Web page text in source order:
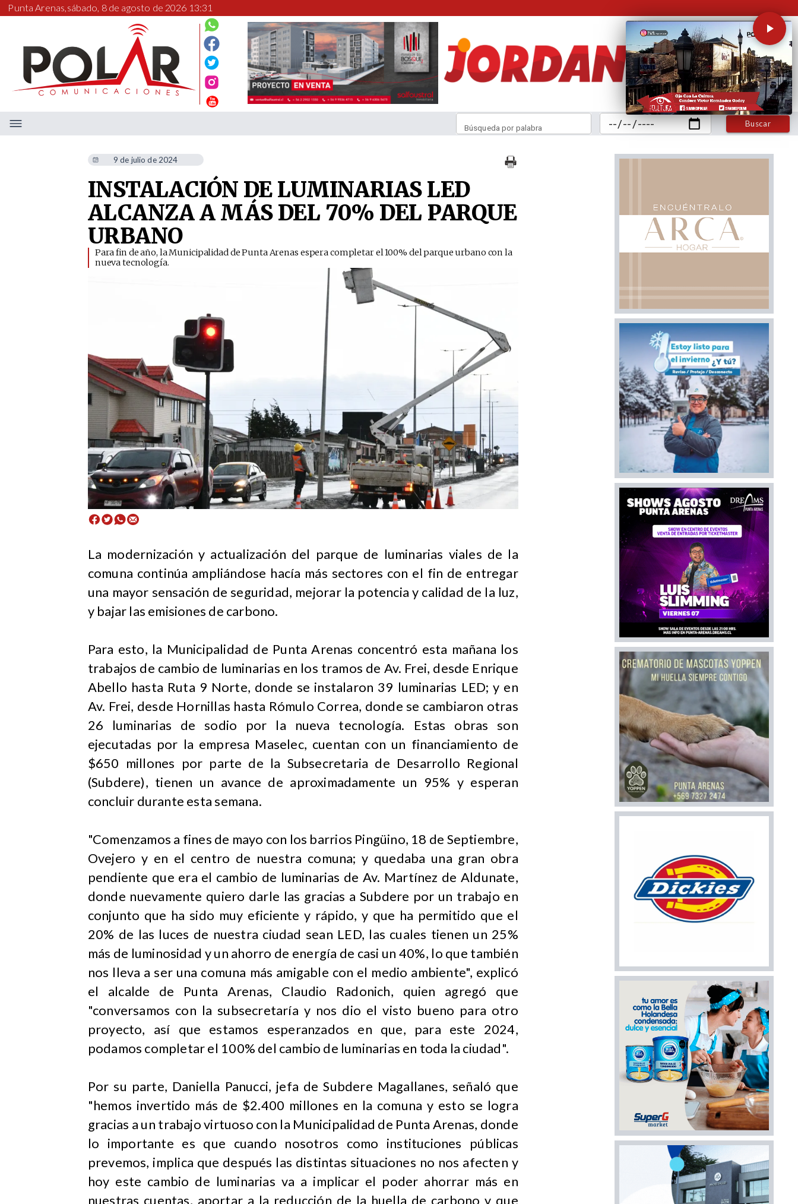
Punta Arenas,sábado, 8 de agosto de 2026 13:31
Buscar
Búsqueda por palabra
9 de julio de 2024
INSTALACIÓN DE LUMINARIAS LED
ALCANZA A MÁS DEL 70% DEL PARQUE
URBANO
​Para fin de año, la Municipalidad de Punta Arenas espera completar el 100% del parque urbano con la
nueva tecnología.
​La modernización y actualización del parque de luminarias viales de la
comuna continúa ampliándose hacía más sectores con el fin de entregar
una mayor sensación de seguridad, mejorar la potencia y calidad de la luz,
y bajar las emisiones de carbono.
Para esto, la Municipalidad de Punta Arenas concentró esta mañana los
trabajos de cambio de luminarias en los tramos de Av. Frei, desde Enrique
Abello hasta Ruta 9 Norte, donde se instalaron 39 luminarias LED; y en
Av. Frei, desde Hornillas hasta Rómulo Correa, donde se cambiaron otras
26 luminarias de sodio por la nueva tecnología. Estas obras son
ejecutadas por la empresa Maselec, cuentan con un financiamiento de
$650 millones por parte de la Subsecretaria de Desarrollo Regional
(Subdere), tienen un avance de aproximadamente un 95% y esperan
concluir durante esta semana.
"Comenzamos a fines de mayo con los barrios Pingüino, 18 de Septiembre,
Ovejero y en el centro de nuestra comuna; y quedaba una gran obra
pendiente que era el cambio de luminarias de Av. Martínez de Aldunate,
donde nuevamente quiero darle las gracias a Subdere por un trabajo en
conjunto que ha sido muy eficiente y rápido, y que ha permitido que el
20% de las luces de nuestra ciudad sean LED, las cuales tienen un 25%
más de luminosidad y un ahorro de energía de casi un 40%, lo que también
nos lleva a ser una comuna más amigable con el medio ambiente", explicó
el alcalde de Punta Arenas, Claudio Radonich, quien agregó que
"conversamos con la subsecretaría y nos dio el visto bueno para otro
proyecto, así que estamos esperanzados en que, para este 2024,
podamos completar el 100% del cambio de luminarias en toda la ciudad".
Por su parte, Daniella Panucci, jefa de Subdere Magallanes, señaló que
"hemos invertido más de $2.400 millones en la comuna y esto se logra
gracias a un trabajo virtuoso con la Municipalidad de Punta Arenas, donde
lo importante es que cuando nosotros como instituciones públicas
prevemos, implica que después las distintas situaciones no nos afecten y
hoy este cambio de luminarias va a implicar el poder ahorrar más en
nuestras cuentas, aportar a la reducción de la huella de carbono y que